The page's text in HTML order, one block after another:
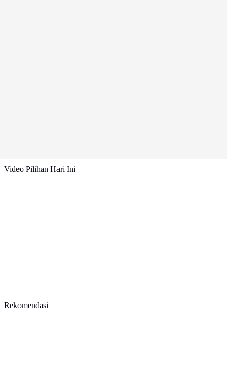
Video Pilihan Hari Ini
Rekomendasi